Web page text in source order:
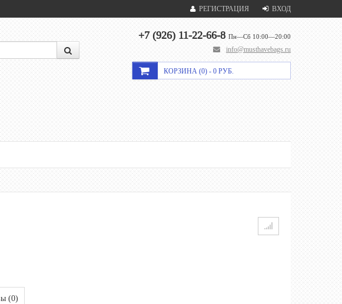
РЕГИСТРАЦИЯ ВХОД
+7 (926) 11-22-66-8 Пн—Сб 10:00—20:00
info@musthavebags.ru
КОРЗИНА (0) - 0 РУБ.
(0)